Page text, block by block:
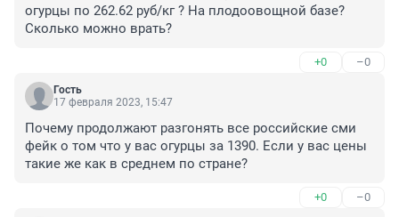
огурцы по 262.62 руб/кг ? На плодоовощной базе?
Сколько можно врать?
+0 –0
Гость
17 февраля 2023, 15:47
Почему продолжают разгонять все российские сми
фейк о том что у вас огурцы за 1390. Если у вас цены
такие же как в среднем по стране?
+0 –0